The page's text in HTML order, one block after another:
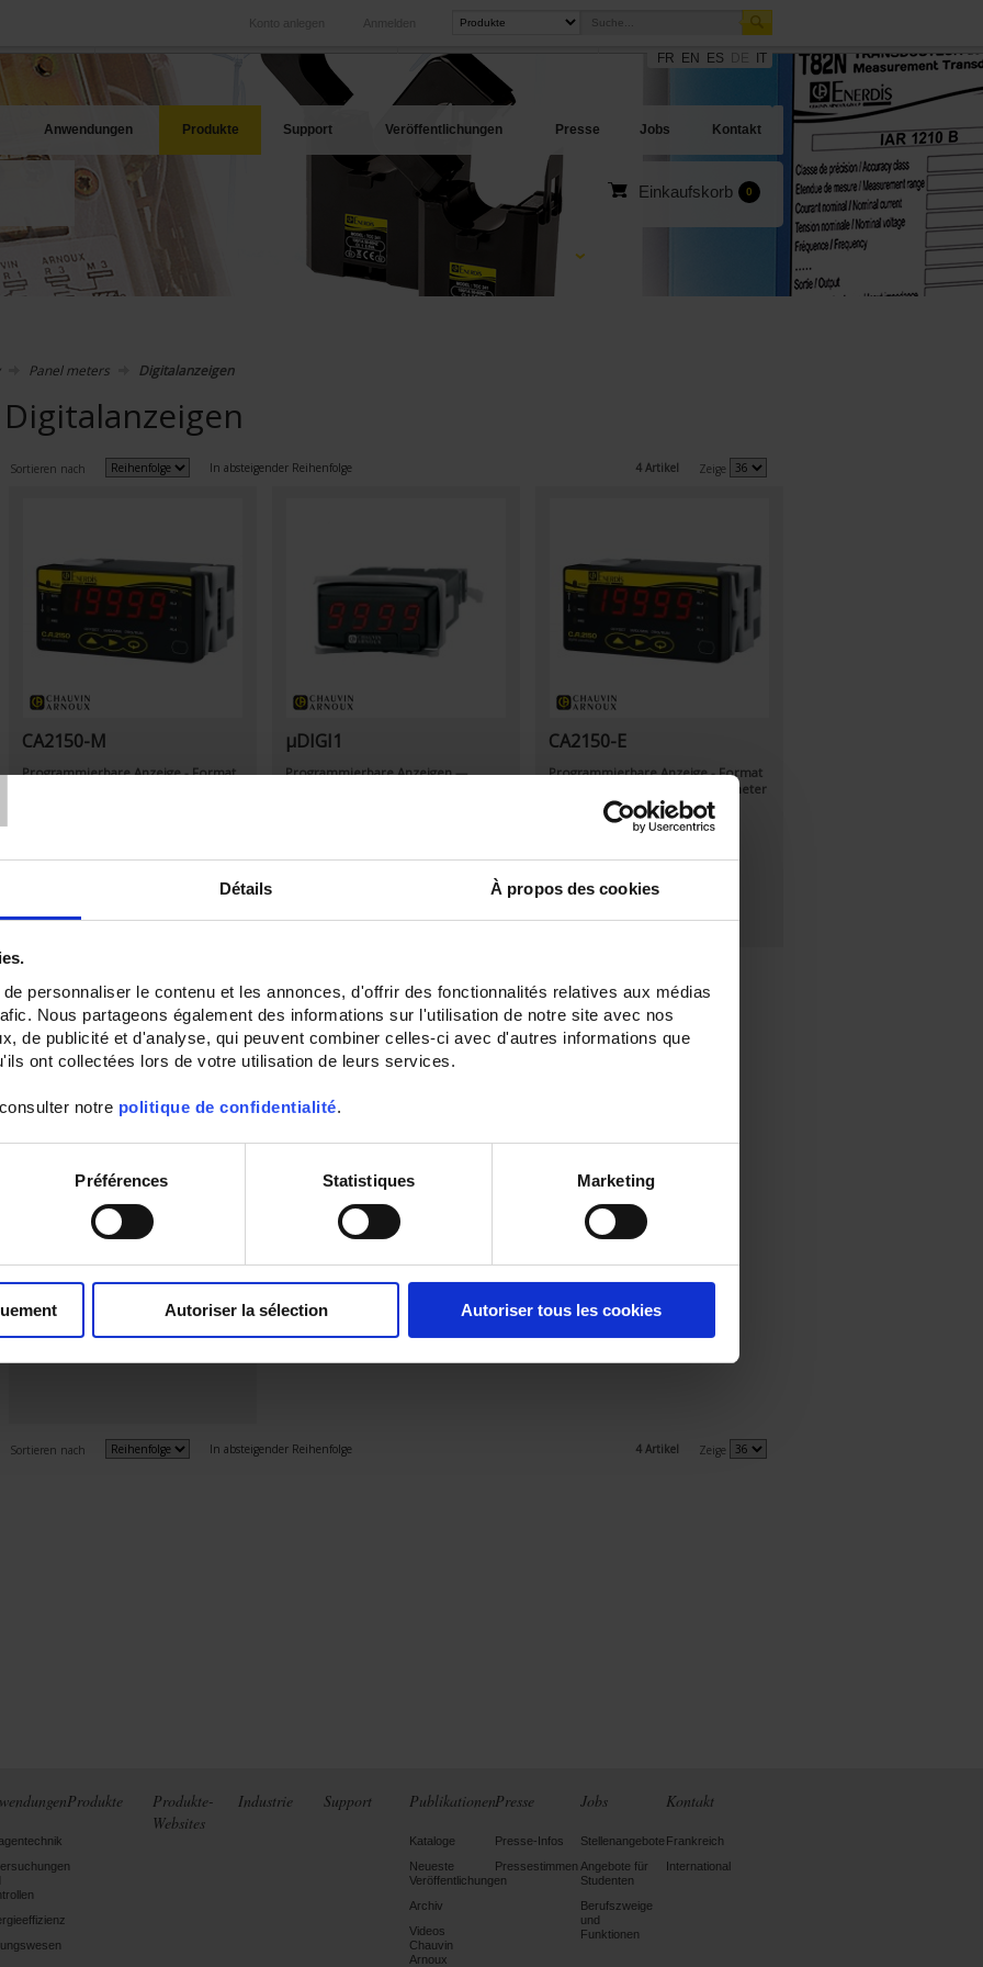
Détails À propos des cookies
personnaliser le contenu et les annonces, d'offrir des fonctionnalités relatives aux médias
Nous partageons également des informations sur l'utilisation de notre site avec nos
de publicité et d'analyse, qui peuvent combiner celles-ci avec d'autres informations que
ont collectées lors de votre utilisation de leurs services.
notre politique de confidentialité.
Préférences Statistiques Marketing
Autoriser la sélection Autoriser tous les cookies
Anmelden
Konto anlegen
Bedarf
International
Unsere Tochtergesellschaften im Ausland
Produkt-Websites
Unsere besten Angebote
FR EN ES IT
Anwendungen Produkte Support Veröffentlichungen Presse Jobs Kontakt
Einkaufskorb 0
Panel meters Digitalanzeigen
Digitalanzeigen
Sortieren nach In absteigender Reihenfolge 4 Artikel Zeige
CA2150-M
Programmierbare Anzeige - Format
µDIGI1
Programmierbare Anzeigen —
CA2150-E
Programmierbare Anzeige - Format
48x96 - AC-Voltmeter - DC-Voltmeter
- AC-Amperemeter - DC-
Amperemeter
CA2150-D
48 x 96 - Frequenzmesser-
Drehzahlmesser - Zähler -
Sortieren nach In absteigender Reihenfolge 4 Artikel Zeige
Produkte
Produkte-
Websites
Industrie Support Publikationen
Kataloge
Neueste
Veröffentlichungen
Archiv
Videos
Chauvin
Arnoux
Presse
Presse-Infos
Pressestimmen
Jobs
Stellenangebote
Angebote für
Studenten
Berufszweige
und
Funktionen
Kontakt
Frankreich
International